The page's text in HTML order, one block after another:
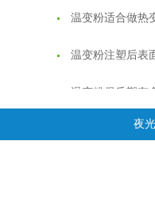
温变粉大批量保
夜